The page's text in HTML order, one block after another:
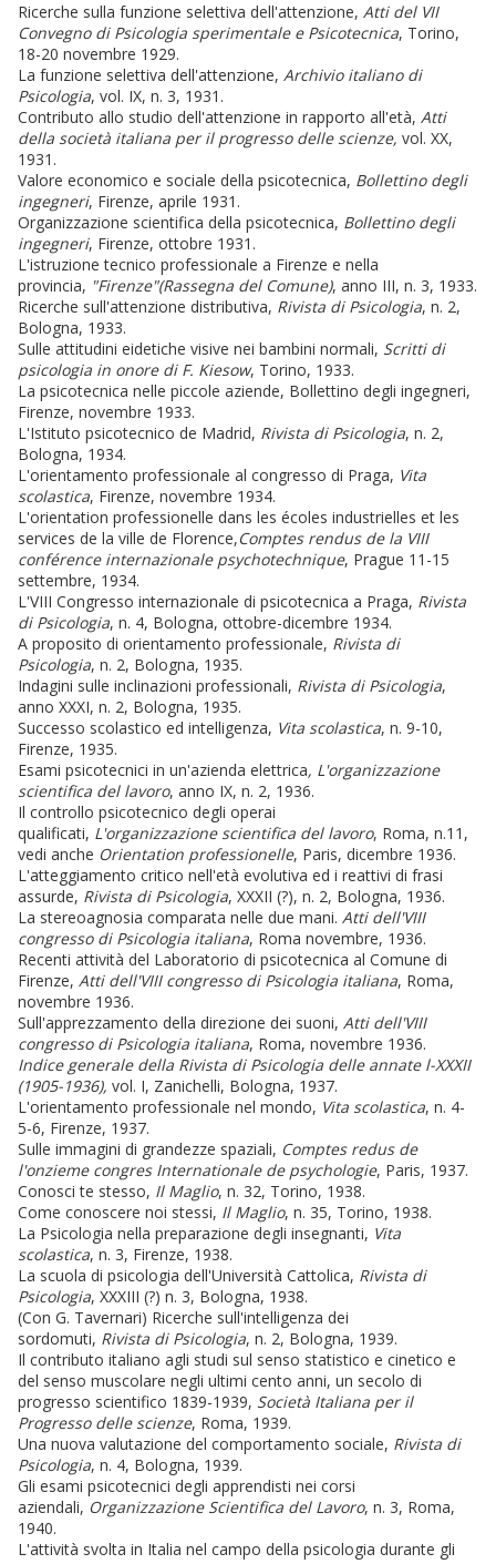
Ricerche sulla funzione selettiva dell'attenzione, Atti del VII
Convegno di Psicologia sperimentale e Psicotecnica, Torino,
18-20 novembre 1929.
La funzione selettiva dell'attenzione, Archivio italiano di
Psicologia, vol. IX, n. 3, 1931.
Contributo allo studio dell'attenzione in rapporto all'età, Atti
della società italiana per il progresso delle scienze, vol. XX,
1931.
Valore economico e sociale della psicotecnica, Bollettino degli
ingegneri, Firenze, aprile 1931.
Organizzazione scientifica della psicotecnica, Bollettino degli
ingegneri, Firenze, ottobre 1931.
L'istruzione tecnico professionale a Firenze e nella
provincia, "Firenze"(Rassegna del Comune), anno III, n. 3, 1933.
Ricerche sull'attenzione distributiva, Rivista di Psicologia, n. 2,
Bologna, 1933.
Sulle attitudini eidetiche visive nei bambini normali, Scritti di
psicologia in onore di F. Kiesow, Torino, 1933.
La psicotecnica nelle piccole aziende, Bollettino degli ingegneri,
Firenze, novembre 1933.
L'Istituto psicotecnico de Madrid, Rivista di Psicologia, n. 2,
Bologna, 1934.
L'orientamento professionale al congresso di Praga, Vita
scolastica, Firenze, novembre 1934.
L'orientation professionelle dans les écoles industrielles et les
services de la ville de Florence,Comptes rendus de la VIII
conférence internazionale psychotechnique, Prague 11-15
settembre, 1934.
L'VIII Congresso internazionale di psicotecnica a Praga, Rivista
di Psicologia, n. 4, Bologna, ottobre-dicembre 1934.
A proposito di orientamento professionale, Rivista di
Psicologia, n. 2, Bologna, 1935.
Indagini sulle inclinazioni professionali, Rivista di Psicologia,
anno XXXI, n. 2, Bologna, 1935.
Successo scolastico ed intelligenza, Vita scolastica, n. 9-10,
Firenze, 1935.
Esami psicotecnici in un'azienda elettrica, L'organizzazione
scientifica del lavoro, anno IX, n. 2, 1936.
Il controllo psicotecnico degli operai
qualificati, L'organizzazione scientifica del lavoro, Roma, n.11,
vedi anche Orientation professionelle, Paris, dicembre 1936.
L'atteggiamento critico nell'età evolutiva ed i reattivi di frasi
assurde, Rivista di Psicologia, XXXII (?), n. 2, Bologna, 1936.
La stereoagnosia comparata nelle due mani. Atti dell'VIII
congresso di Psicologia italiana, Roma novembre, 1936.
Recenti attività del Laboratorio di psicotecnica al Comune di
Firenze, Atti dell'VIII congresso di Psicologia italiana, Roma,
novembre 1936.
Sull'apprezzamento della direzione dei suoni, Atti dell'VIII
congresso di Psicologia italiana, Roma, novembre 1936.
Indice generale della Rivista di Psicologia delle annate l-XXXII
(1905-1936), vol. I, Zanichelli, Bologna, 1937.
L'orientamento professionale nel mondo, Vita scolastica, n. 4-
5-6, Firenze, 1937.
Sulle immagini di grandezze spaziali, Comptes redus de
l'onzieme congres Internationale de psychologie, Paris, 1937.
Conosci te stesso, Il Maglio, n. 32, Torino, 1938.
Come conoscere noi stessi, Il Maglio, n. 35, Torino, 1938.
La Psicologia nella preparazione degli insegnanti, Vita
scolastica, n. 3, Firenze, 1938.
La scuola di psicologia dell'Università Cattolica, Rivista di
Psicologia, XXXIII (?) n. 3, Bologna, 1938.
(Con G. Tavernari) Ricerche sull'intelligenza dei
sordomuti, Rivista di Psicologia, n. 2, Bologna, 1939.
Il contributo italiano agli studi sul senso statistico e cinetico e
del senso muscolare negli ultimi cento anni, un secolo di
progresso scientifico 1839-1939, Società Italiana per il
Progresso delle scienze, Roma, 1939.
Una nuova valutazione del comportamento sociale, Rivista di
Psicologia, n. 4, Bologna, 1939.
Gli esami psicotecnici degli apprendisti nei corsi
aziendali, Organizzazione Scientifica del Lavoro, n. 3, Roma,
1940.
L'attività svolta in Italia nel campo della psicologia durante gli